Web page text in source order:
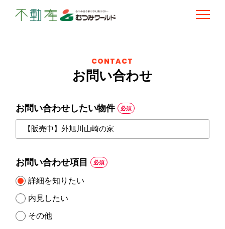
CONTACT
お問い合わせ
お問い合わせしたい物件 必須
お問い合わせ項目 必須
詳細を知りたい
内見したい
その他